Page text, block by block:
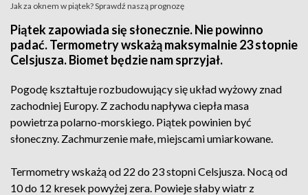
Jak za oknem w piątek? Sprawdź naszą prognozę
Piątek zapowiada się słonecznie. Nie powinno
padać. Termometry wskażą maksymalnie 23 stopnie
Celsjusza. Biomet będzie nam sprzyjał.
Pogodę kształtuje rozbudowujący się układ wyżowy znad
zachodniej Europy. Z zachodu napływa ciepła masa
powietrza polarno-morskiego. Piątek powinien być
słoneczny. Zachmurzenie małe, miejscami umiarkowane.
Termometry wskażą od 22 do 23 stopni Celsjusza. Nocą od
10 do 12 kresek powyżej zera. Powieje słaby wiatr z